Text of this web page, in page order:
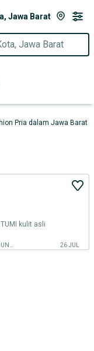
Jawa Barat
Jawa Barat
Pria dalam Jawa Barat
kulit asli
26 JUL